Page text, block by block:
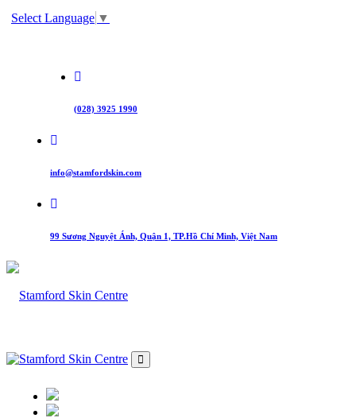
Select Language ▼
(028) 3925 1990
info@stamfordskin.com
99 Sương Nguyệt Ánh, Quận 1, TP.Hồ Chí Minh, Việt Nam